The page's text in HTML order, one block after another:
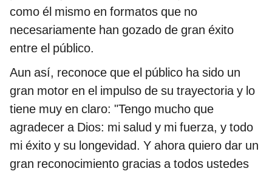
como él mismo en formatos que no
necesariamente han gozado de gran éxito
entre el público.
Aun así, reconoce que el público ha sido un
gran motor en el impulso de su trayectoria y lo
tiene muy en claro: "Tengo mucho que
agradecer a Dios: mi salud y mi fuerza, y todo
mi éxito y su longevidad. Y ahora quiero dar un
gran reconocimiento gracias a todos ustedes